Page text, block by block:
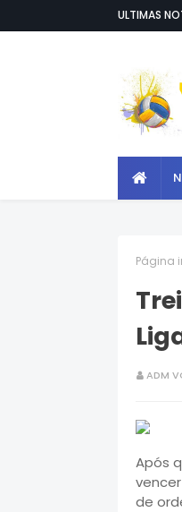
ULTIMAS
Página
ADM
Após
de